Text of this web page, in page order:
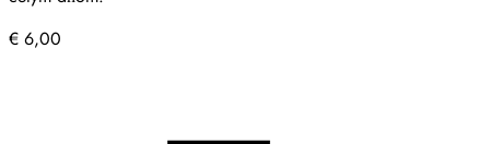
€ 6,00